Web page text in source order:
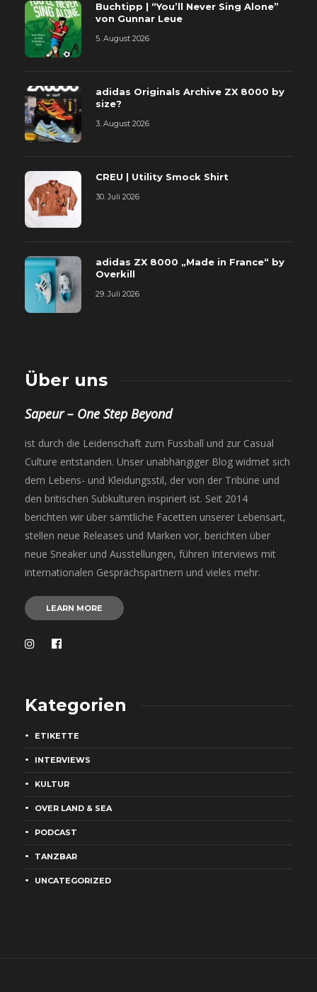
Buchtipp | “You’ll Never Sing Alone”
von Gunnar Leue
5. August 2026
adidas Originals Archive ZX 8000 by
size?
3. August 2026
CREU | Utility Smock Shirt
30. Juli 2026
adidas ZX 8000 „Made in France“ by
Overkill
29. Juli 2026
Über uns
Sapeur – One Step Beyond
ist durch die Leidenschaft zum Fussball und zur Casual
Culture entstanden. Unser unabhängiger Blog widmet sich
dem Lebens- und Kleidungsstil, der von der Tribüne und
den britischen Subkulturen inspiriert ist. Seit 2014
berichten wir über sämtliche Facetten unserer Lebensart,
stellen neue Releases und Marken vor, berichten über
neue Sneaker und Ausstellungen, führen Interviews mit
internationalen Gesprächspartnern und vieles mehr.
LEARN MORE
Kategorien
ETIKETTE
INTERVIEWS
KULTUR
OVER LAND & SEA
PODCAST
TANZBAR
UNCATEGORIZED